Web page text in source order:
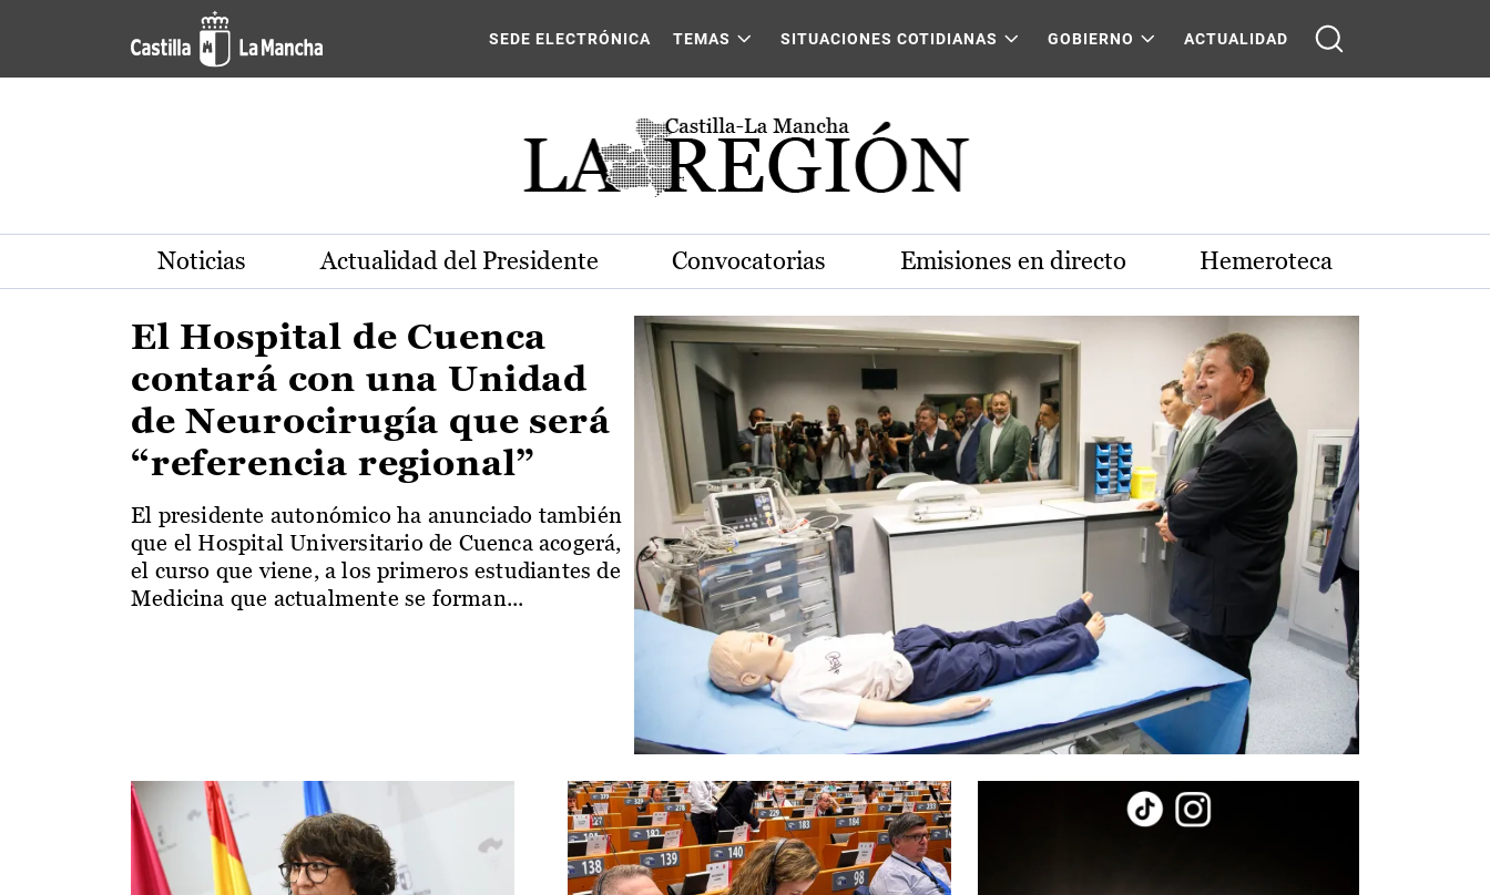
Pasar al contenido principal
Actualidad de la región de Castilla-La Mancha
SEDE ELECTRÓNICA TEMAS SITUACIONES COTIDIANAS GOBIERNO ACTUALIDAD
Noticias Actualidad del Presidente Convocatorias Emisiones en directo Hemeroteca
El Hospital de Cuenca
contará con una Unidad
de Neurocirugía que será
“referencia regional”
El presidente autonómico ha anunciado también
que el Hospital Universitario de Cuenca acogerá,
el curso que viene, a los primeros estudiantes de
Medicina que actualmente se forman...